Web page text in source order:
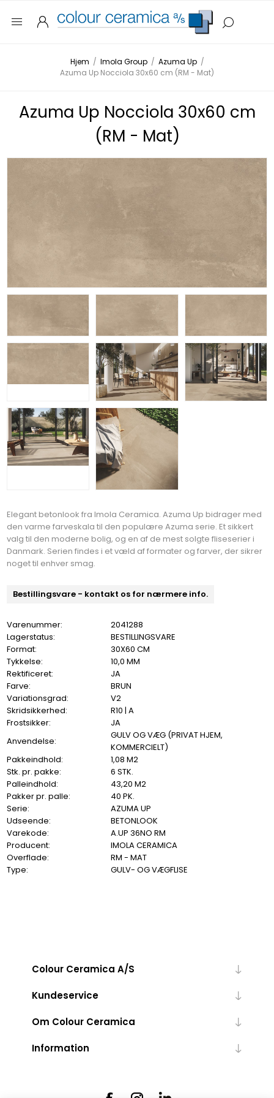
Hjem / Imola Group / Azuma Up /
Azuma Up Nocciola 30x60 cm (RM - Mat)
Azuma Up Nocciola 30x60 cm
(RM - Mat)
Elegant betonlook fra Imola Ceramica. Azuma Up bidrager med
den varme farveskala til den populære Azuma serie. Et sikkert
valg til den moderne bolig, og en af de mest solgte fliseserier i
Danmark. Serien findes i et væld af formater og farver, der sikrer
noget til enhver smag.
Bestillingsvare - kontakt os for nærmere info.
Varenummer:
2041288
Lagerstatus:
BESTILLINGSVARE
Format:
30X60 CM
Tykkelse:
10,0 MM
Rektificeret:
JA
Farve:
BRUN
Variationsgrad:
V2
Skridsikkerhed:
R10 | A
Frostsikker:
JA
Anvendelse:
GULV OG VÆG (PRIVAT HJEM,
KOMMERCIELT)
Pakkeindhold:
1,08 M2
Stk. pr. pakke:
6 STK.
Palleindhold:
43,20 M2
Pakker pr. palle:
40 PK.
Serie:
AZUMA UP
Udseende:
BETONLOOK
Varekode:
A.UP 36NO RM
Producent:
IMOLA CERAMICA
Overflade:
RM - MAT
Type:
GULV- OG VÆGFLISE
Colour Ceramica A/S
Kundeservice
Om Colour Ceramica
Information